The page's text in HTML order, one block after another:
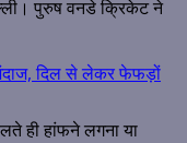
पुरुष वनडे क्रिकेट ने
दिल से लेकर फेफड़ों
ही हांफने लगना या